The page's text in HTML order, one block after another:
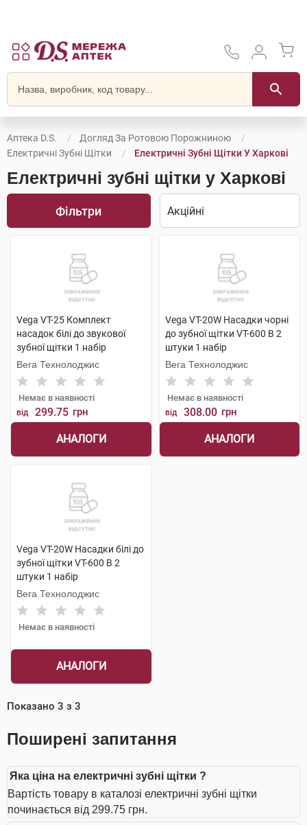
Аптека D.S.
Догляд За Ротовою Порожниною
Електричні Зубні Щітки
Електричні Зубні Щітки У Харкові
Електричні зубні щітки у Харкові
Фільтри
Vega VT-25 Комплект
насадок білі до звукової
зубної щітки 1 набір
Вега Технолоджис
Немає в наявності
від 299.75 грн
АНАЛОГИ
Vega VT-20W Насадки чорні
до зубної щітки VT-600 В 2
штуки 1 набір
Вега Технолоджис
Немає в наявності
від 308.00 грн
АНАЛОГИ
Vega VT-20W Насадки білі до
зубної щітки VT-600 В 2
штуки 1 набір
Вега Технолоджис
Немає в наявності
АНАЛОГИ
Показано 3 з 3
Поширені запитання
Яка ціна на електричні зубні щітки ?
Вартість товару в каталозі електричні зубні щітки
починається від 299.75 грн.